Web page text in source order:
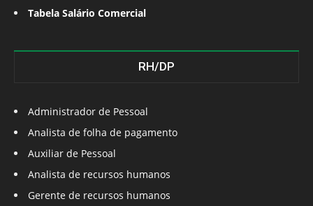
Tabela Salário Comercial
RH/DP
Administrador de Pessoal
Analista de folha de pagamento
Auxiliar de Pessoal
Analista de recursos humanos
Gerente de recursos humanos